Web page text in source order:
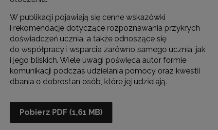
W publikacji pojawiają się cenne wskazówki
i rekomendacje dotyczące rozpoznawania przykrych
doświadczeń ucznia, a także odnoszące się
do współpracy i wsparcia zarówno samego ucznia, jak
i jego bliskich. Wiele uwagi poświęca autor formie
komunikacji podczas udzielania pomocy oraz kwestii
dbania o dobrostan osób, które jej udzielają.
Pobierz PDF (1,61 MB)